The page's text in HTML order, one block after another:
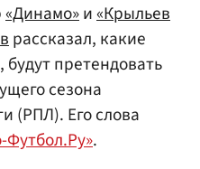
«Динамо»и«Крыльев
рассказал, какие
претендовать
сезона
(РПЛ). Его слова
Футбол.Ру».